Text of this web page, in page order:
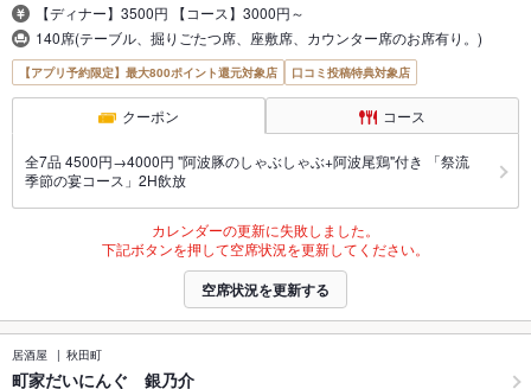
【ディナー】3500円 【コース】3000円～
140席(テーブル、掘りごたつ席、座敷席、カウンター席のお席有り。)
【アプリ予約限定】最大800ポイント還元対象店 口コミ投稿特典対象店
クーポン コース
全7品 4500円→4000円 "阿波豚のしゃぶしゃぶ+阿波尾鶏"付き 「祭流
季節の宴コース」2H飲放
カレンダーの更新に失敗しました。
下記ボタンを押して空席状況を更新してください。
空席状況を更新する
居酒屋 秋田町
町家だいにんぐ 銀乃介